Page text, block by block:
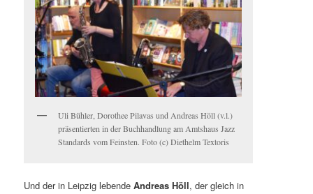
Uli Bühler, Dorothee Pilavas und Andreas Höll (v.l.)
präsentierten in der Buchhandlung am Amtshaus Jazz
Standards vom Feinsten. Foto (c) Diethelm Textoris
Und der in Leipzig lebendeAndreas Höll, der gleich in